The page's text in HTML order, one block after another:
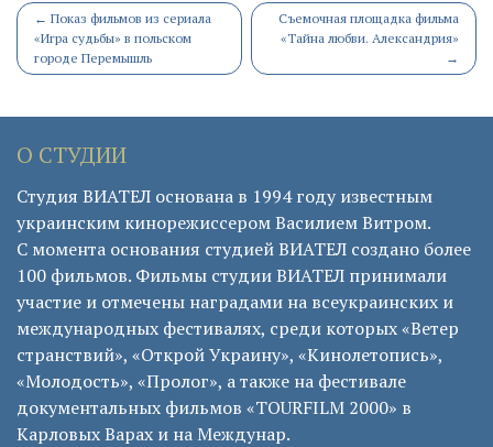
Post
navigation
← Показ фильмов из сериала
«Игра судьбы» в польском
городе Перемышль
Съемочная площадка фильма
«Тайна любви. Александрия»
→
О СТУДИИ
Студия ВИАТЕЛ основана в 1994 году известным
украинским кинорежиссером Василием Витром.
С момента основания студией ВИАТЕЛ создано более
100 фильмов. Фильмы студии ВИАТЕЛ принимали
участие и отмечены наградами на всеукраинских и
международных фестивалях, среди которых «Ветер
странствий», «Открой Украину», «Кинолетопись»,
«Молодость», «Пролог», а также на фестивале
документальных фильмов «TOURFILM 2000» в
Карловых Варах и на Междунар.